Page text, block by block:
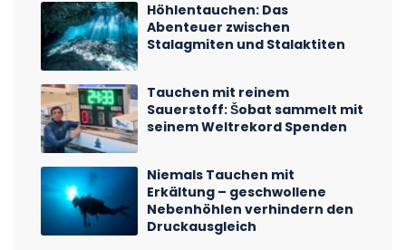
Höhlentauchen: Das
Abenteuer zwischen
Stalagmiten und Stalaktiten
Tauchen mit reinem
Sauerstoff: Šobat sammelt mit
seinem Weltrekord Spenden
Niemals Tauchen mit
Erkältung – geschwollene
Nebenhöhlen verhindern den
Druckausgleich